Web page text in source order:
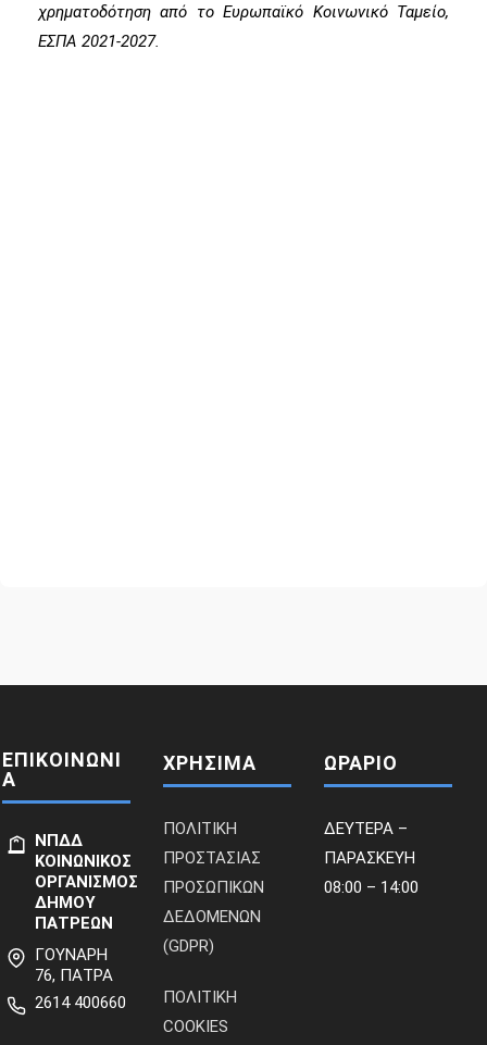
χρηματοδότηση από το Ευρωπαϊκό Κοινωνικό Ταμείο,
ΕΣΠΑ 2021-2027.
ΕΠΙΚΟΙΝΩΝΙ
Α
ΝΠΔΔ
ΚΟΙΝΩΝΙΚΟΣ
ΟΡΓΑΝΙΣΜΟΣ
ΔΗΜΟΥ
ΠΑΤΡΕΩΝ
ΓΟΥΝΑΡΗ
76, ΠΑΤΡΑ
2614 400660
ΧΡΗΣΙΜΑ
ΠΟΛΙΤΙΚΗ
ΠΡΟΣΤΑΣΙΑΣ
ΠΡΟΣΩΠΙΚΩΝ
ΔΕΔΟΜΕΝΩΝ
(GDPR)
ΠΟΛΙΤΙΚΗ
COOKIES
ΩΡΑΡΙΟ
ΔΕΥΤΕΡΑ –
ΠΑΡΑΣΚΕΥΗ
08:00 – 14:00